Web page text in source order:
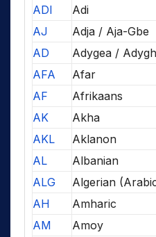
ADI
Adi
AJ
Adja / Aja-Gbe
AD
Adygea /
AFA
Afar
AF
Afrikaans
AK
Akha
AKL
Aklanon
AL
Albanian
ALG
Algerian
AH
Amharic
AM
Amoy